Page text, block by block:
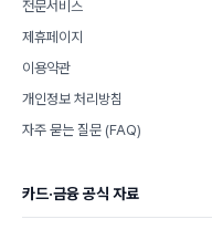
전문서비스
제휴페이지
이용약관
개인정보 처리방침
자주 묻는 질문 (FAQ)
카드·금융 공식 자료